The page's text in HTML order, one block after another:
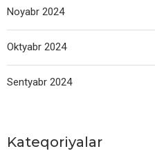
Noyabr 2024
Oktyabr 2024
Sentyabr 2024
Kateqoriyalar